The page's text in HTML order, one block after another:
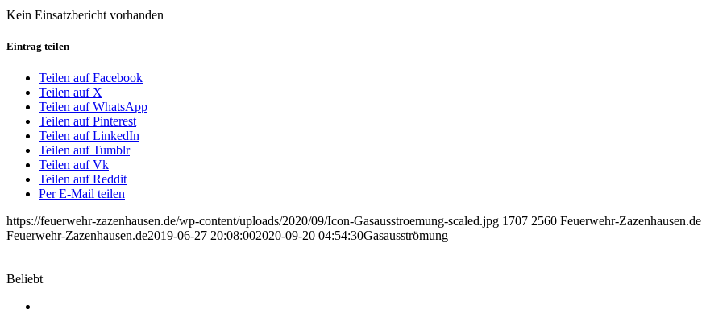
Kein Einsatzbericht vorhanden
Eintrag teilen
Teilen auf Facebook
Teilen auf X
Teilen auf WhatsApp
Teilen auf Pinterest
Teilen auf LinkedIn
Teilen auf Tumblr
Teilen auf Vk
Teilen auf Reddit
Per E-Mail teilen
https://feuerwehr-zazenhausen.de/wp-content/uploads/2020/09/Icon-Gasausstroemung-scaled.jpg 1707 2560 Feuerwehr-Zazenhausen.de
Feuerwehr-Zazenhausen.de2019-06-27 20:08:002020-09-20 04:54:30Gasausströmung
Beliebt